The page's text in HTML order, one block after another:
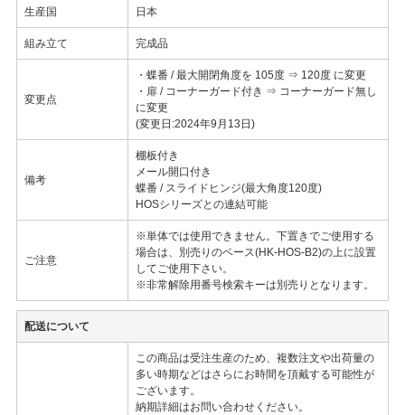
生産国 日本
組み立て 完成品
変更点
・蝶番 / 最大開閉角度を 105度 ⇒ 120度 に変更
・扉 / コーナーガード付き ⇒ コーナーガード無し
に変更
(変更日:2024年9月13日)
備考
棚板付き
メール開口付き
蝶番 / スライドヒンジ(最大角度120度)
HOSシリーズとの連結可能
ご注意
※単体では使用できません。下置きでご使用する
場合は、別売りのベース(HK-HOS-B2)の上に設置
してご使用下さい。
※非常解除用番号検索キーは別売りとなります。
配送について
この商品は受注生産のため、複数注文や出荷量の
多い時期などはさらにお時間を頂戴する可能性が
ございます。
納期詳細はお問い合わせください。